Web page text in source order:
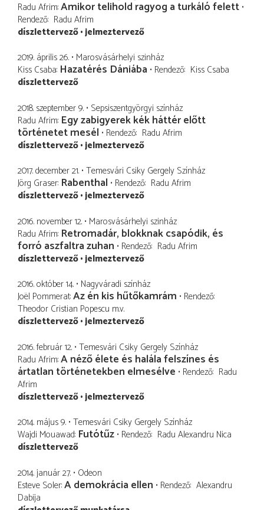
Radu Afrim Amikor telihold ragyog a turkáló felett
Rendező Radu Afrim
díszlettervező jelmeztervező
2019. április 26. Marosvásárhelyi szinház
Kiss Csaba Hazatérés Dániába Rendező Kiss Csaba
díszlettervező
2018. szeptember 9. Sepsiszentgyörgyi színház
Radu Afrim Egy zabigyerek kék háttér előtt
történetet mesél Rendező Radu Afrim
díszlettervező jelmeztervező
2017. december 21. Temesvári Csiky Gergely Színház
Jörg Graser Rabenthal Rendező Radu Afrim
díszlettervező jelmeztervező
2016. november 12. Marosvásárhelyi szinház
Radu Afrim Retromadár, blokknak csapódik, és
forró aszfaltra zuhan Rendező Radu Afrim
díszlettervező jelmeztervező
2016. október 14. Nagyváradi színház
Joël Pommerat Az én kis hűtőkamrám Rendező
Theodor Cristian Popescu m.v.
díszlettervező jelmeztervező
2016. február 12. Temesvári Csiky Gergely Színház
Radu Afrim A néző élete és halála felszínes és
ártatlan történetekben elmesélve Rendező Radu
Afrim
díszlettervező jelmeztervező
2014. május 9. Temesvári Csiky Gergely Színház
Wajdi Mouawad Futótűz Rendező Radu Alexandru Nica
díszlettervező
2014. január 27. Odeon
Esteve Soler A demokrácia ellen Rendező Alexandru
Dabija